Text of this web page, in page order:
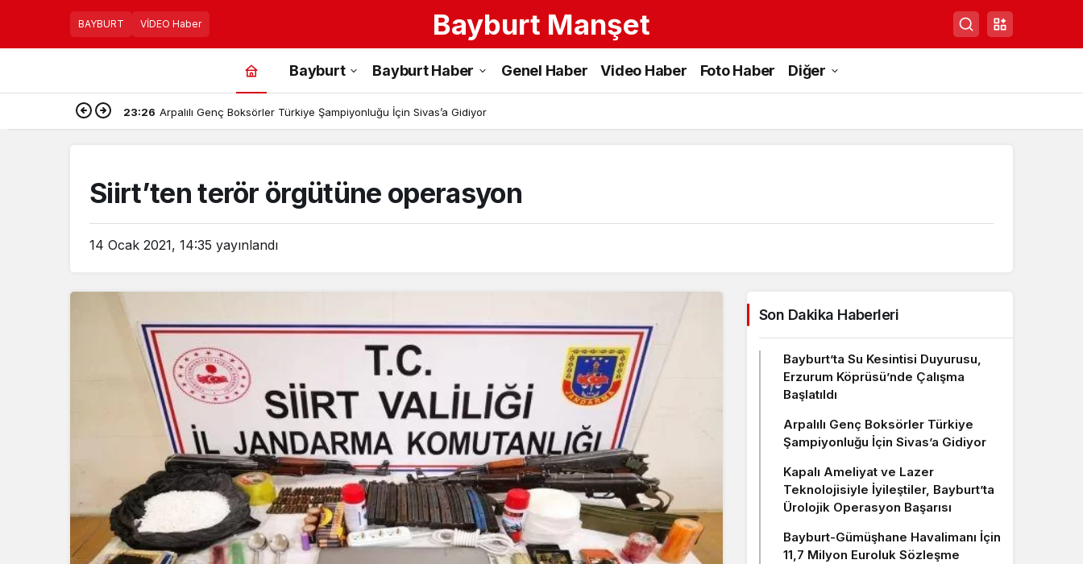
BAYBURT VİDEO Haber Bayburt Manşet
Bayburt Bayburt Haber Genel Haber Video Haber Foto Haber Diğer
23:26 Arpalılı Genç Boksörler Türkiye Şampiyonluğu İçin Sivas’a Gidiyor
Siirt’ten terör örgütüne operasyon
14 Ocak 2021, 14:35 yayınlandı
Son Dakika Haberleri
Bayburt’ta Su Kesintisi Duyurusu,
Erzurum Köprüsü’nde Çalışma
Başlatıldı
Arpalılı Genç Boksörler Türkiye
Şampiyonluğu İçin Sivas’a Gidiyor
Kapalı Ameliyat ve Lazer
Teknolojisiyle İyileştiler, Bayburt’ta
Ürolojik Operasyon Başarısı
Bayburt-Gümüşhane Havalimanı İçin
11,7 Milyon Euroluk Sözleşme